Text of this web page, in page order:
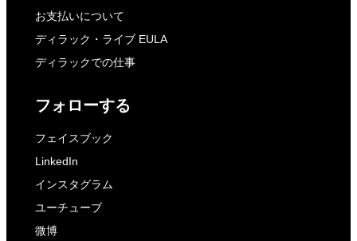
お支払いについて
ディラック・ライブ EULA
ディラックでの仕事
フォローする
フェイスブック
LinkedIn
インスタグラム
ユーチューブ
微博